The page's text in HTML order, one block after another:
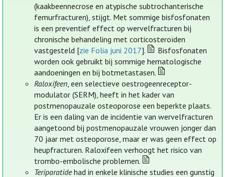
(kaakbeennecrose en atypische subtrochanterische
femurfracturen), stijgt. Met sommige bisfosfonaten
is een preventief effect op wervelfracturen bij
chronische behandeling met corticosteroïden
vastgesteld [zie Folia juni 2017].
Bisfosfonaten
worden ook gebruikt bij sommige hematologische
aandoeningen en bij botmetastasen.
Raloxifeen, een selectieve oestrogeenreceptor-
modulator (SERM), heeft in het kader van
postmenopauzale osteoporose een beperkte plaats.
Er is een daling van de incidentie van wervelfracturen
aangetoond bij postmenopauzale vrouwen jonger dan
70 jaar met osteoporose, maar er was geen effect op
heupfracturen. Raloxifeen verhoogt het risico van
trombo-embolische problemen.
Teriparatidehad in enkele klinische studies een gunstig